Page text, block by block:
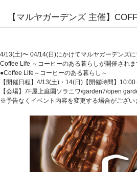
【マルヤガーデンズ 主催】
4/13(土)〜 04/14(日)にかけてマルヤガーデンズに
Coffee Life ～コーヒーのある暮らしが開催されま
●Coffee Life～コーヒーのある暮らし～
【開催日程】4/13(土)・14(日)【開催時間】
【会場】7F屋上庭園ソラニワ/garden7/open
※予告なくイベント内容を変更する場合がござ